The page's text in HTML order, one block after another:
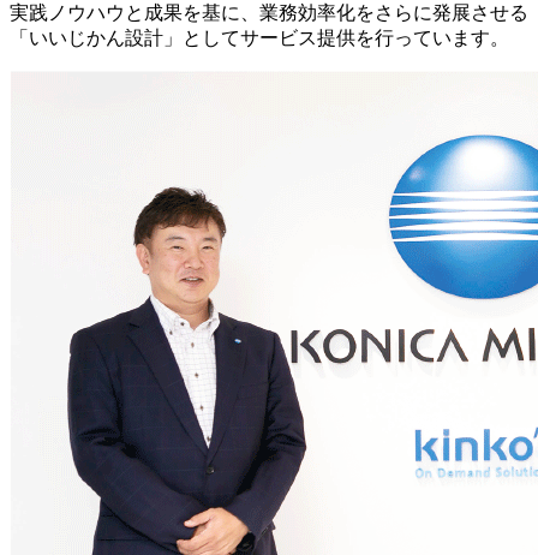
実践ノウハウと成果を基に、業務効率化をさらに発展させる
「いいじかん設計」としてサービス提供を行っています。